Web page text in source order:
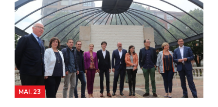
MAI. 23